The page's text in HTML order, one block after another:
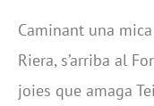
Caminant una
Riera, s’arriba al
joies que amaga